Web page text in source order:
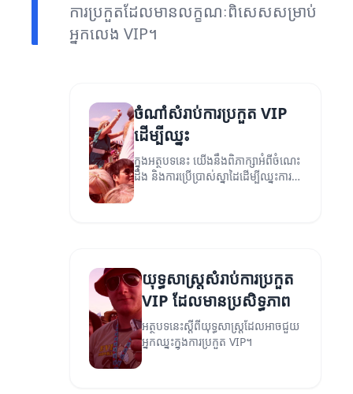
ការប្រកួតដែលមានលក្ខណៈពិសេសសម្រាប់
អ្នកលេង VIP។
ចំណាំសំរាប់ការប្រកួត VIP
ដើម្បីឈ្នះ
ក្នុងអត្ថបទនេះ យើងនឹងពិភាក្សាអំពីចំណេះ
ដឹង និងការប្រើប្រាស់ស្នាដៃដើម្បីឈ្នះការ
យុទ្ធសាស្ត្រសំរាប់ការប្រកួត
VIP ដែលមានប្រសិទ្ធភាព
អត្ថបទនេះស្តីពីយុទ្ធសាស្ត្រដែលអាចជួយ
អ្នកឈ្នះក្នុងការប្រកួត VIP។